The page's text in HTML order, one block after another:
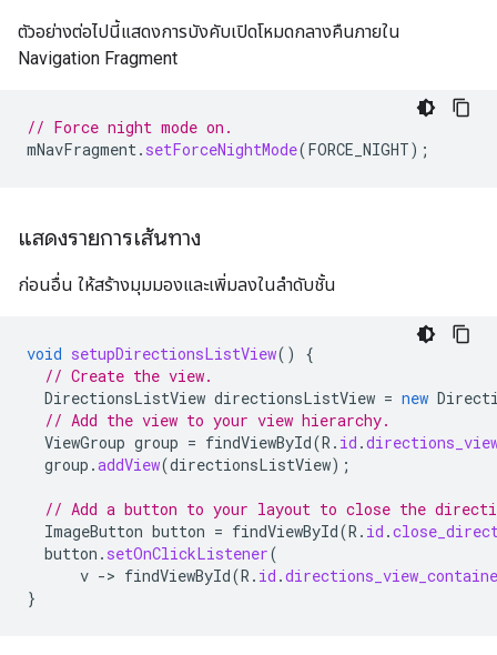
ตัวอย่างต่อไปนี้แสดงการบังคับเปิดโหมดกลางคืนภายใน
Navigation Fragment
// Force night mode on.
mNavFragment. setForceNightMode(FORCE_NIGHT);
แสดงรายการเส้นทาง
ก่อนอื่น ให้สร้างมุมมองและเพิ่มลงในลําดับชั้น
void setupDirectionsListView()
{
// Create the view.
DirectionsListView directionsListView = new
// Add the view to your view hierarchy.
ViewGroup group = findViewById(R . id .
group .addView(directionsListView);
// Add a button to your layout to close the
ImageButton button = findViewById(R . id .
button . setOnClickListener(
v -> findViewById(R . id .
}